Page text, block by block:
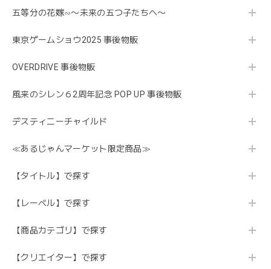
五等分の花嫁∽〜未来の五つ子たちへ〜
東京ゲームショウ2025 事後物販
OVERDRIVE 事後物販
風来のシレン６2周年記念 POP UP 事後物販
デスティニーチャイルド
≪あるじゃんマーケット限定商品≫
【タイトル】で探す
【レーベル】で探す
【商品カテゴリ】で探す
【クリエイター】で探す